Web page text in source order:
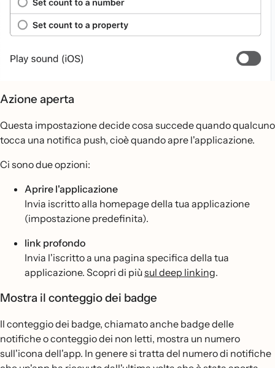
Azione aperta
Questa impostazione decide cosa succede quando qualcuno
tocca una notifica push, cioè quando apre l'applicazione.
Ci sono due opzioni:
Aprire l'applicazione
Invia iscritto alla homepage della tua applicazione
(impostazione predefinita).
link profondo
Invia l'iscritto a una pagina specifica della tua
applicazione. Scopri di piùsul deep linking.
Mostra il conteggio dei badge
Il conteggio dei badge, chiamato anche badge delle
notifiche o conteggio dei non letti, mostra un numero
sull'icona dell'app. In genere si tratta del numero di notifiche